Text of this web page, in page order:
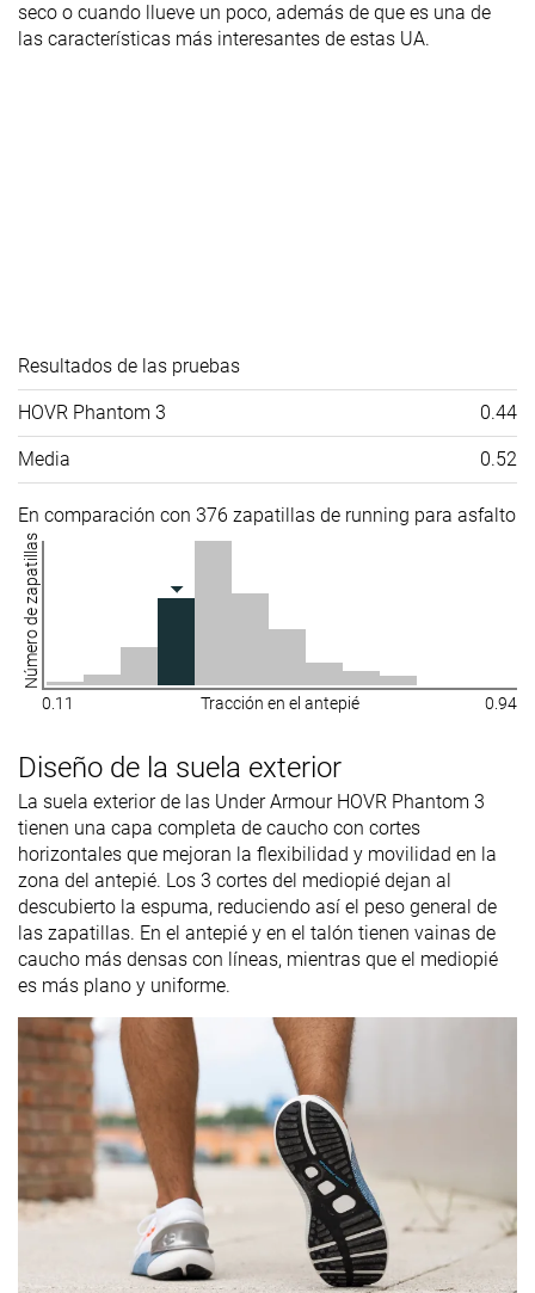
seco o cuando llueve un poco, además de que es una de
las características más interesantes de estas UA.
Resultados de las pruebas
HOVR Phantom 3 0.44
Media 0.52
En comparación con 376 zapatillas de running para asfalto
Número de zapatillas
0.11 Tracción en el antepié 0.94
Diseño de la suela exterior
La suela exterior de las Under Armour HOVR Phantom 3
tienen una capa completa de caucho con cortes
horizontales que mejoran la flexibilidad y movilidad en la
zona del antepié. Los 3 cortes del mediopié dejan al
descubierto la espuma, reduciendo así el peso general de
las zapatillas. En el antepié y en el talón tienen vainas de
caucho más densas con líneas, mientras que el mediopié
es más plano y uniforme.